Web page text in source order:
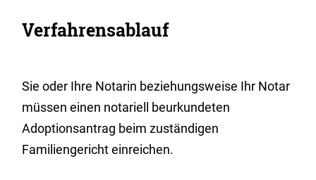
Verfahrensablauf
Sie oder Ihre Notarin beziehungsweise Ihr Notar
müssen einen notariell beurkundeten
Adoptionsantrag beim zuständigen
Familiengericht einreichen.